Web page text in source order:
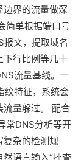
界的流量做深
单根据端口号
报文，提取域名
下行比例等几十
流量基线。一
纹特征，系统会
流量躲过。 配合
常DNS分析等开
复杂的检测规
语言输入“排查